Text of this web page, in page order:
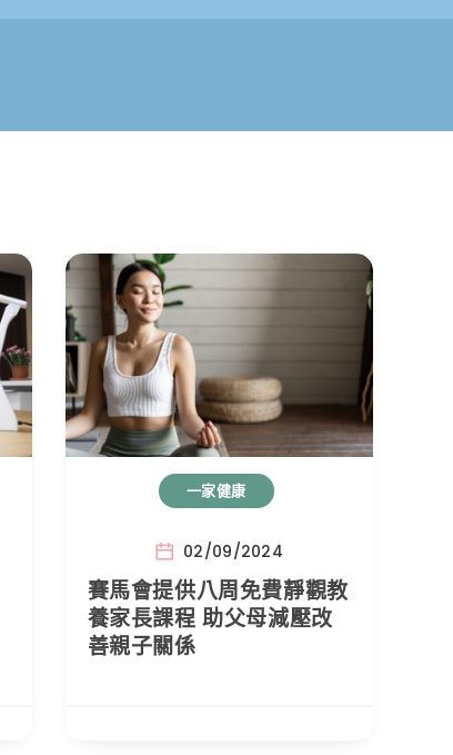
一家健康
02/09/2024
賽馬會提供八周免費靜觀教
養家長課程 助父母減壓改
善親子關係